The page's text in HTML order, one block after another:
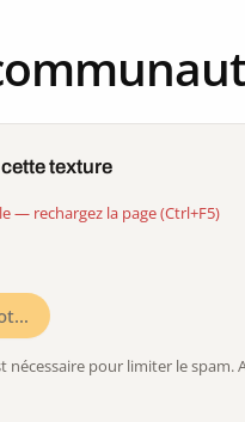
texture
— rechargez la page (Ctrl+F5)
nécessaire pour limiter le